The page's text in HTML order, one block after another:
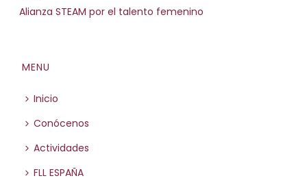
Alianza STEAM por el talento femenino
MENU
Inicio
Conócenos
Actividades
FLL ESPAÑA